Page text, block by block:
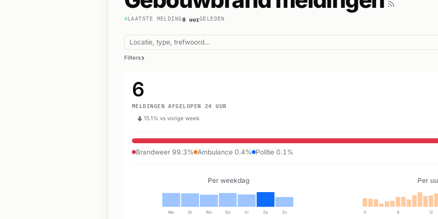
LAATSTE MELDING8 uurGELEDEN
Filters
6
MELDINGEN AFGELOPEN 24 UUR
15.1% vs vorige week
Brandweer 99.3% Ambulance 0.4% Politie 0.1%
Per weekdag
Ma Di Wo Do Vr Za Zo
Per
0 6 12